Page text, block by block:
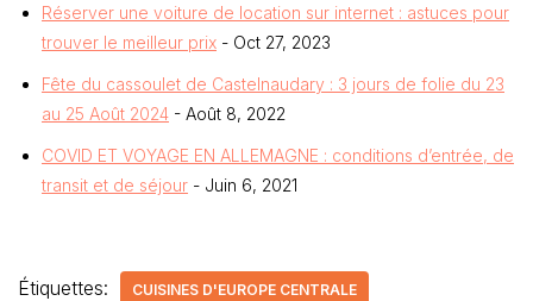
Réserver une voiture de location sur internet : astuces pour
trouver le meilleur prix - Oct 27, 2023
Fête du cassoulet de Castelnaudary : 3 jours de folie du 23
au 25 Août 2024 - Août 8, 2022
COVID ET VOYAGE EN ALLEMAGNE : conditions d’entrée, de
transit et de séjour - Juin 6, 2021
Étiquettes: CUISINES D'EUROPE CENTRALE